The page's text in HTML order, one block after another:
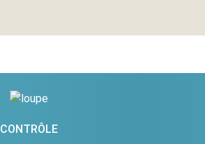
CONTRÔLE